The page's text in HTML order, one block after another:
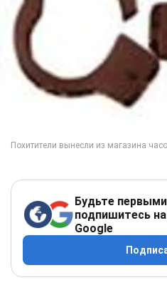
Будьте
подпишитесь
Google